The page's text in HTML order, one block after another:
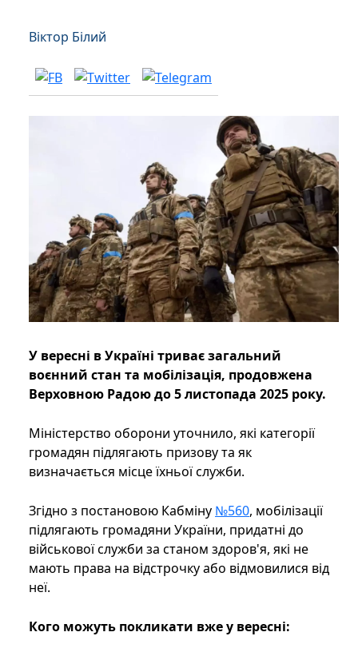
Віктор Білий
У вересні в Україні триває загальний
воєнний стан та мобілізація, продовжена
Верховною Радою до 5 листопада 2025 року.
Міністерство оборони уточнило, які категорії
громадян підлягають призову та як
визначається місце їхньої служби.
Згідно з постановою Кабміну №560, мобілізації
підлягають громадяни України, придатні до
військової служби за станом здоров'я, які не
мають права на відстрочку або відмовилися від
неї.
Кого можуть покликати вже у вересні: